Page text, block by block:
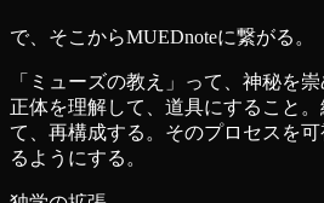
で、そこからMUEDnoteに繋がる。
「ミューズの教え」って、神秘を
正体を理解して、道具にすること
て、再構成する。そのプロセスを
るようにする。